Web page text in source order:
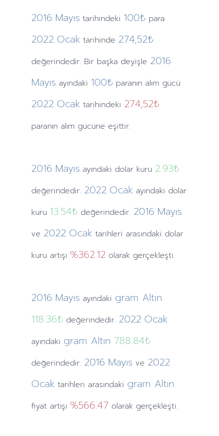
2016 Mayıs tarihindeki 100₺ para
2022 Ocak tarihinde 274,52₺
değerindedir. Bir başka deyişle 2016
Mayıs ayındaki 100₺ paranın alım gücü
2022 Ocak tarihindeki 274,52₺
paranın alım gücüne eşittir.
2016 Mayıs ayındaki dolar kuru 2.93₺
değerindedir. 2022 Ocak ayındaki dolar
kuru 13.54₺değerindedir. 2016 Mayıs
ve 2022 Ocak tarihleri arasındaki dolar
kuru artışı %362.12olarak gerçekleşti.
2016 Mayıs ayındaki gram Altın
118.36₺değerindedir. 2022 Ocak
ayındaki gram Altın 788.84₺
değerindedir. 2016 Mayıs ve 2022
Ocak tarihleri arasındaki gram Altın
fiyat artışı %566.47 olarak gerçekleşti.